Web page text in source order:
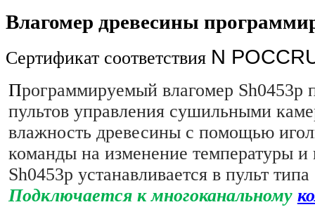
Влагомер древесины
Сертификат соответствия N POCС
Программируемый влагомер Sh0453р
пультов управления сушильными
влажность древесины с помощью
команды на изменение температуры
Sh0453р устанавливается в пульт
Подключается к многоканальному